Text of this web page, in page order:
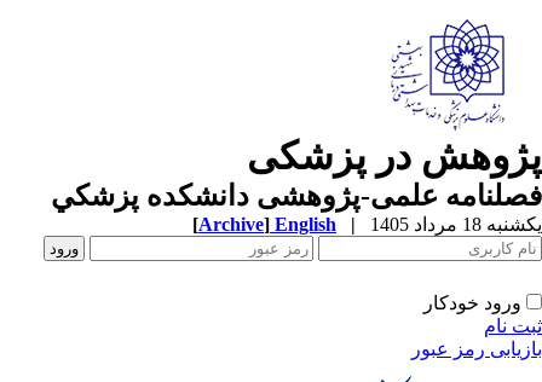
در پزشکی
علمی-پژوهشی دانشکده پزشکي
18 مرداد 1405 |
English
[Archive]
ورود خودکار
نام
رمز عبور